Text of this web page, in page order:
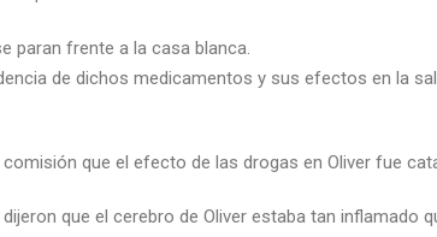
de dichos medicamentos y sus efectos en la
que el efecto de las drogas en Oliver fue
que el cerebro de Oliver estaba tan inflamado